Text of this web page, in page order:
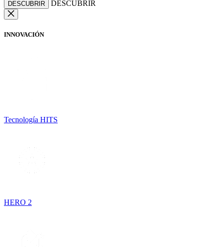
DESCUBRIR DESCUBRIR
INNOVACIÓN
Tecnología HITS
HERO 2